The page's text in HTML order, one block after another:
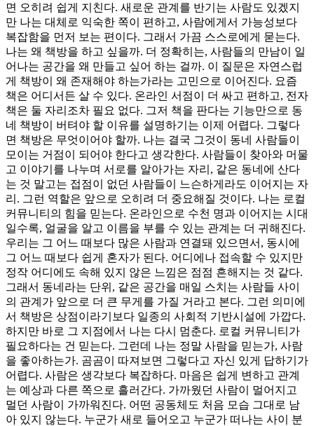
면 오히려 쉽게 지친다. 새로운 관계를 반기는 사람도 있겠지
만 나는 대체로 익숙한 쪽이 편하고, 사람에게서 가능성보다
복잡함을 먼저 보는 편이다. 그래서 가끔 스스로에게 묻는다.
나는 왜 책방을 하고 싶을까. 더 정확히는, 사람들의 만남이 일
어나는 공간을 왜 만들고 싶어 하는 걸까. 이 질문은 자연스럽
게 책방이 왜 존재해야 하는가라는 고민으로 이어진다. 요즘
책은 어디서든 살 수 있다. 온라인 서점이 더 싸고 편하고, 전자
책은 둘 자리조차 필요 없다. 그저 책을 판다는 기능만으로 동
네 책방이 버텨야 할 이유를 설명하기는 이제 어렵다. 그렇다
면 책방은 무엇이어야 할까. 나는 결국 그것이 동네 사람들이
모이는 거점이 되어야 한다고 생각한다. 사람들이 찾아와 머물
고 이야기를 나누며 서로를 알아가는 자리, 같은 동네에 산다
는 것 말고는 접점이 없던 사람들이 느슨하게라도 이어지는 자
리. 그런 역할은 앞으로 오히려 더 중요해질 것이다. 나는 로컬
커뮤니티의 힘을 믿는다. 온라인으로 수천 명과 이어지는 시대
일수록, 얼굴을 알고 이름을 부를 수 있는 관계는 더 귀해진다.
우리는 그 어느 때보다 많은 사람과 연결돼 있으면서, 동시에
그 어느 때보다 쉽게 혼자가 된다. 어디에나 접속할 수 있지만
정작 어디에도 속해 있지 않은 느낌은 점점 흔해지는 것 같다.
그래서 동네라는 단위, 같은 공간을 매일 스치는 사람들 사이
의 관계가 앞으로 더 큰 무게를 가질 거라고 본다. 그런 의미에
서 책방은 상점이라기보다 일종의 사회적 기반시설에 가깝다.
하지만 바로 그 지점에서 나는 다시 멈춘다. 로컬 커뮤니티가
필요하다는 건 믿는다. 그런데 나는 정말 사람을 믿는가, 사람
을 좋아하는가. 곰곰이 따져보면 그렇다고 자신 있게 답하기가
어렵다. 사람은 생각보다 복잡하다. 마음은 쉽게 변하고 관계
는 예상과 다른 쪽으로 흘러간다. 가까웠던 사람이 멀어지고
멀던 사람이 가까워진다. 어떤 공동체도 처음 모습 그대로 남
아 있지 않는다. 누군가 새로 들어오고 누군가 떠나는 사이 분